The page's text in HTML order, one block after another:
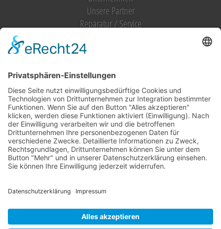
Unsere Partner
Reparatur / Service
Vermietung (alles)
Hebetechnik
Sägen, Trennen
Bagger
Oberflächenbearbeitung
Heizen, Kühlen, Luft
Reinigung
Strom
Verdichtung